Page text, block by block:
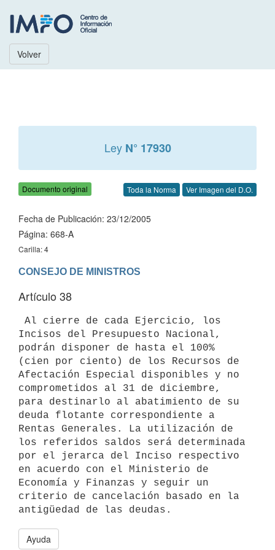
Volver
Ley N° 17930
Documento original Toda la Norma Ver Imagen del D.O.
Fecha de Publicación: 23/12/2005
Página: 668-A
Carilla: 4
CONSEJO DE MINISTROS
Artículo 38
Incisos del Presupuesto Nacional,
podrán disponer de hasta el 100%
(cien por ciento) de los Recursos de
Afectación Especial disponibles y no
comprometidos al 31 de diciembre,
para destinarlo al abatimiento de su
deuda flotante correspondiente a
Rentas Generales. La utilización de
los referidos saldos será determinada
por el jerarca del Inciso respectivo
en acuerdo con el Ministerio de
Economía y Finanzas y seguir un
criterio de cancelación basado en la
Ayuda